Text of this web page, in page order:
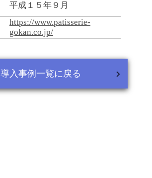
平成１５年９月
https://www.patisserie-
gokan.co.jp/
導入事例一覧に戻る